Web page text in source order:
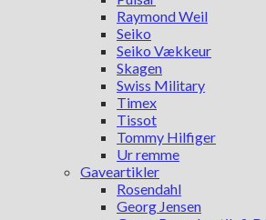
Raymond Weil
Seiko
Seiko Vækkeur
Skagen
Swiss Military
Timex
Tissot
Tommy Hilfiger
Ur remme
Gaveartikler
Rosendahl
Georg Jensen